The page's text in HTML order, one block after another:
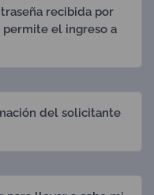
recibida por
el ingreso a
del solicitante